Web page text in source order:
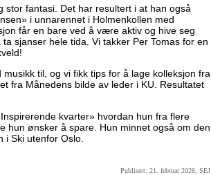
stor fantasi. Det har resultert i at han også
i unnarennet i Holmenkollen med
får en bare ved å være aktiv og hive seg
sjanser hele tida. Vi takker Per Tomas for en
til, og vi fikk tips for å lage kolleksjon fra
fra Månedens bilde av leder i KU. Resultatet
kvarter» hvordan hun fra flere
hun ønsker å spare. Hun minnet også om den
i Ski utenfor Oslo.
Publisert: 21. februar 2026, SEJ